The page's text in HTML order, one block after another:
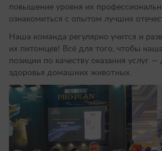
повышение уровня их
ознакомиться с опытом лучших
Наша команда регулярно учится и
их питомцев! Всё для того, чтобы
позиции по качеству оказания услуг
здоровья домашних животных.